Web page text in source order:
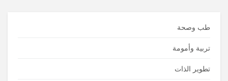
طب وصحة
تربية وأمومة
تطوير الذات